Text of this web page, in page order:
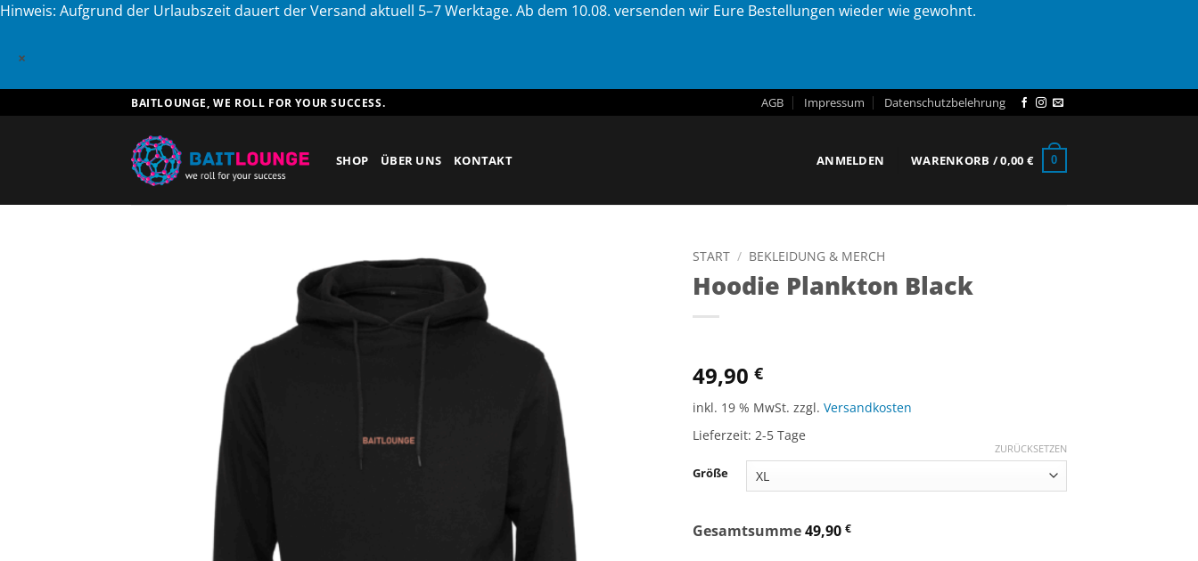
Hinweis: Aufgrund der Urlaubszeit dauert der Versand aktuell 5–7 Werktage. Ab dem 10.08. versenden wir Eure Bestellungen wieder wie gewohnt.
×
Inhalt
BAITLOUNGE, WE ROLL FOR YOUR SUCCESS. AGB Impressum Datenschutzbelehrung
SHOP ÜBER UNS KONTAKT ANMELDEN WARENKORB /0,00 € 0
START / BEKLEIDUNG & MERCH
Hoodie Plankton Black
49,90 €
inkl. 19 % MwSt. zzgl. Versandkosten
Lieferzeit: 2-5 Tage
Größe
ZURÜCKSETZEN
Gesamtsumme49,90 €